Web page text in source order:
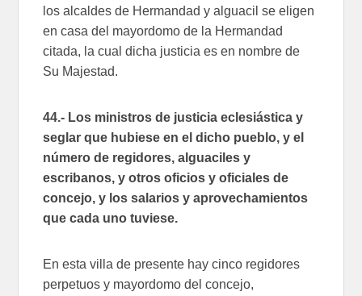
los alcaldes de Hermandad y alguacil se eligen
en casa del mayordomo de la Hermandad
citada, la cual dicha justicia es en nombre de
Su Majestad.
44.- Los ministros de justicia eclesiástica y
seglar que hubiese en el dicho pueblo, y el
número de regidores, alguaciles y
escribanos, y otros oficios y oficiales de
concejo, y los salarios y aprovechamientos
que cada uno tuviese.
En esta villa de presente hay cinco regidores
perpetuos y mayordomo del concejo,